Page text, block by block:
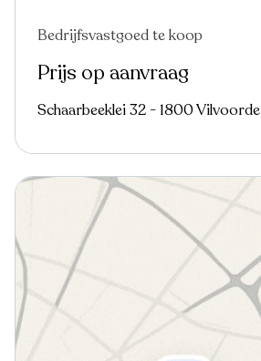
Bedrijfsvastgoed te koop
Prijs op aanvraag
Schaarbeeklei 32 - 1800 Vilvoorde